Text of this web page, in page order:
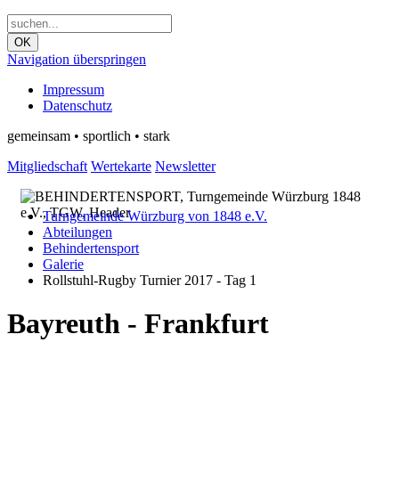
OK
Navigation überspringen
Impressum
Datenschutz
gemeinsam • sportlich • stark
Mitgliedschaft Wertekarte Newsletter
Turngemeinde Würzburg von 1848 e.V.
Abteilungen
Behindertensport
Galerie
Rollstuhl-Rugby Turnier 2017 - Tag 1
Bayreuth - Frankfurt